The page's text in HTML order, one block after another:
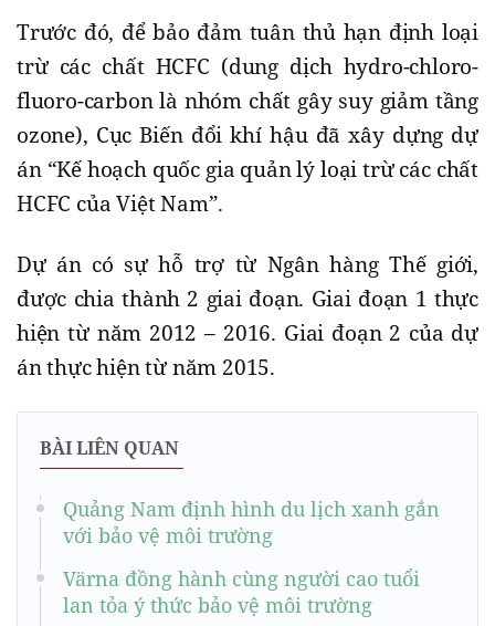
Trước đó, để bảo đảm tuân thủ hạn định loại
trừ các chất HCFC (dung dịch hydro-chloro-
fluoro-carbon là nhóm chất gây suy giảm tầng
ozone), Cục Biến đổi khí hậu đã xây dựng dự
án “Kế hoạch quốc gia quản lý loại trừ các chất
HCFC của Việt Nam”.
Dự án có sự hỗ trợ từ Ngân hàng Thế giới,
được chia thành 2 giai đoạn. Giai đoạn 1 thực
hiện từ năm 2012 – 2016. Giai đoạn 2 của dự
án thực hiện từ năm 2015.
BÀI LIÊN QUAN
Quảng Nam định hình du lịch xanh gắn
với bảo vệ môi trường
Värna đồng hành cùng người cao tuổi
lan tỏa ý thức bảo vệ môi trường